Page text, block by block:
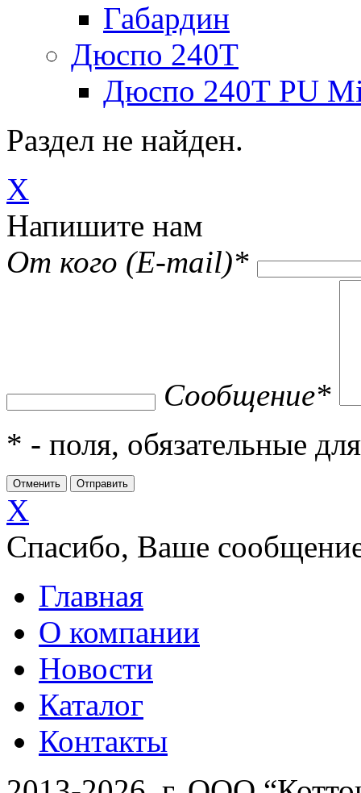
Габардин
Дюспо 240Т
Дюспо 240Т PU
Раздел не найден.
X
Напишите нам
От кого (E-mail)*
Сообщение*
* - поля, обязательные
X
Спасибо, Ваше
Главная
О компании
Новости
Каталог
Контакты